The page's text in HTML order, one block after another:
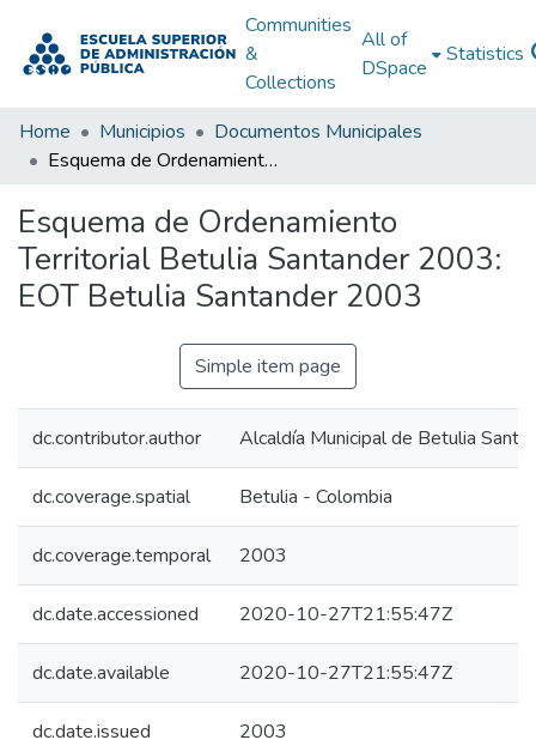
Communities
&
Collections
All of
DSpace
Statistics
Home Municipios
Documentos Municipales
Esquema de Ordenamiento Territorial Betulia Santander 2003: EOT Betulia Santander 2003
Esquema de Ordenamiento
Territorial Betulia Santander 2003:
EOT Betulia Santander 2003
Simple item page
dc.contributor.author Alcaldía Municipal de Betulia
dc.coverage.spatial Betulia - Colombia
dc.coverage.temporal 2003
dc.date.accessioned 2020-10-27T21:55:47Z
dc.date.available 2020-10-27T21:55:47Z
dc.date.issued 2003